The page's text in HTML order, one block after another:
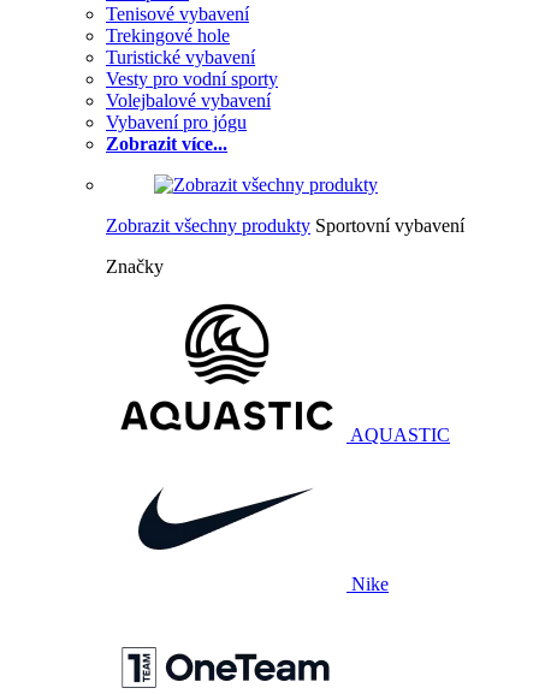
Tenisové vybavení
Trekingové hole
Turistické vybavení
Vesty pro vodní sporty
Volejbalové vybavení
Vybavení pro jógu
Zobrazit více...
Zobrazit všechny produkty Sportovní vybavení
Značky
AQUASTIC
Nike